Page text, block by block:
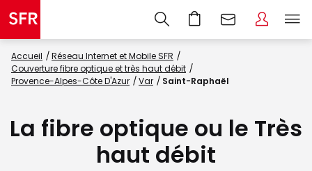
Accueil
Réseau Internet et Mobile SFR
Couverture fibre optique et très haut débit
Provence-Alpes-Côte D'Azur
Var Saint-Raphaël
La fibre optique ou le Très
haut débit